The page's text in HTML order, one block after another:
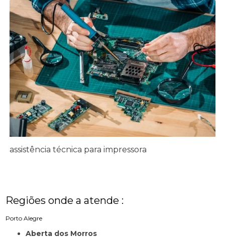
assistência técnica para impressora
Regiões onde a atende :
Porto Alegre
Aberta dos Morros